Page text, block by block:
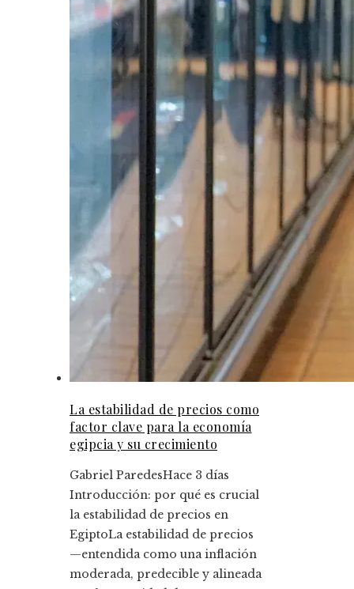
La estabilidad de precios como
factor clave para la economía
egipcia y su crecimiento
Gabriel ParedesHace 3 días
Introducción: por qué es crucial
la estabilidad de precios en
EgiptoLa estabilidad de precios
—entendida como una inflación
moderada, predecible y alineada